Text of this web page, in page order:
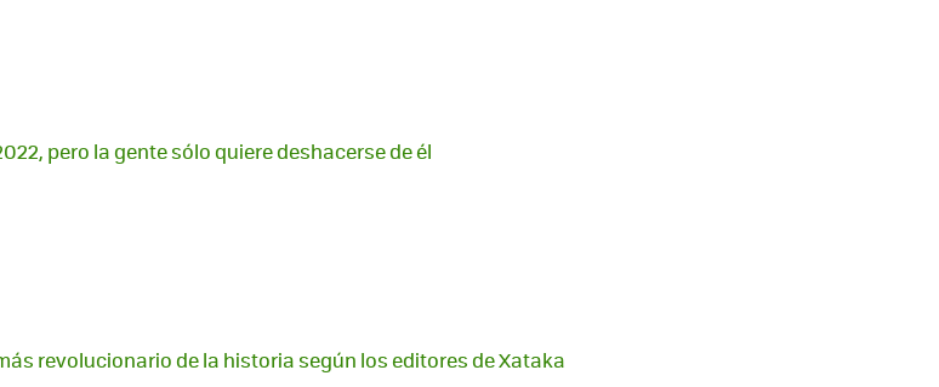
pero la gente sólo quiere deshacerse de él
revolucionario de la historia según los editores de Xataka